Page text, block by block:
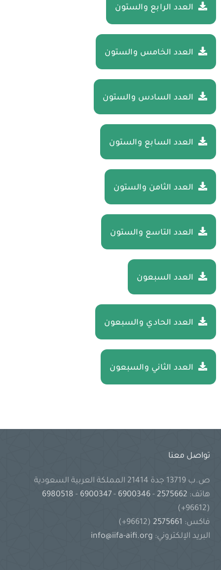
العدد الرابع والستون
العدد الخامس والستون
العدد السادس والستون
العدد السابع والستون
العدد الثامن والستون
العدد التاسع والستون
العدد السبعون
العدد الحادي والسبعون
العدد الثاني والسبعون
تواصل معنا
ص.ب 13719 جدة 21414 المملكة العربية السعودية
هاتف:
-
6900346
-
6900347
-
(96612+)
فاكس:
(96612+)
البريد الإلكتروني: info@iifa-aifi.org